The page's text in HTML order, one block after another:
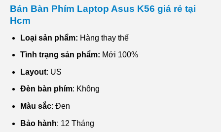
Bán Bàn Phím Laptop Asus K56 giá rẻ tại
Hcm
Loại sản phẩm: Hàng thay thế
Tình trạng sản phẩm: Mới 100%
Layout: US
Đèn bàn phím: Không
Màu sắc: Đen
Bảo hành: 12 Tháng